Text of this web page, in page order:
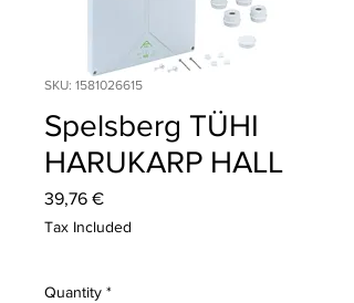
SKU: 1581026615
Spelsberg TÜHI
HARUKARP HALL
39,76 €Price
Tax Included
Quantity *